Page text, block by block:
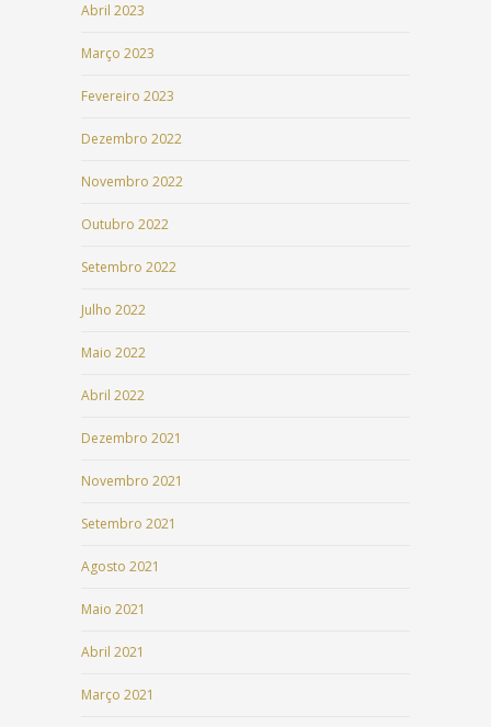
Abril 2023
Março 2023
Fevereiro 2023
Dezembro 2022
Novembro 2022
Outubro 2022
Setembro 2022
Julho 2022
Maio 2022
Abril 2022
Dezembro 2021
Novembro 2021
Setembro 2021
Agosto 2021
Maio 2021
Abril 2021
Março 2021